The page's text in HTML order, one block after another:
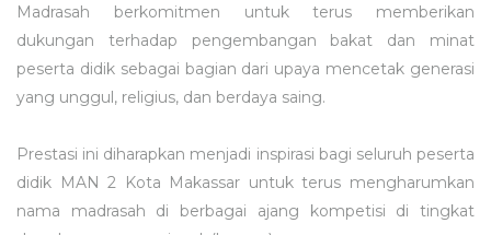
Madrasah berkomitmen untuk terus memberikan
dukungan terhadap pengembangan bakat dan minat
peserta didik sebagai bagian dari upaya mencetak generasi
yang unggul, religius, dan berdaya saing.
Prestasi ini diharapkan menjadi inspirasi bagi seluruh peserta
didik MAN 2 Kota Makassar untuk terus mengharumkan
nama madrasah di berbagai ajang kompetisi di tingkat